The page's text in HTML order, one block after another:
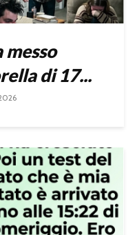
di 17...